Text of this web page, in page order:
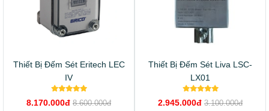
Thiết Bị Đếm Sét Eritech LEC
IV
8.170.000đ 8.600.000đ
Thiết Bị Đếm Sét Liva LSC-
LX01
2.945.000đ 3.100.000đ